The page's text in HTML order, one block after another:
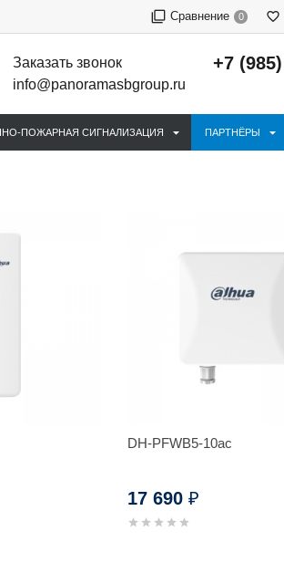
Сравнение 0
Заказать звонок
info@panoramasbgroup.ru
+7
ПОЖАРНАЯ СИГНАЛИЗАЦИЯ ПАРТНЁРЫ
DH-PFWB5-10ac
17 690₽